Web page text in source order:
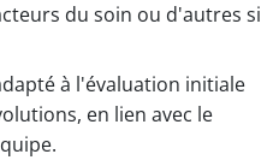
du soin ou d'autres si
à l'évaluation initiale
en lien avec le